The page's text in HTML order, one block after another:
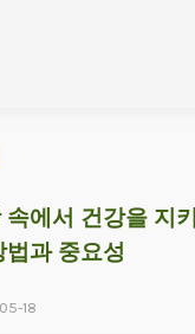
속에서 건강을 지
법과 중요성
18